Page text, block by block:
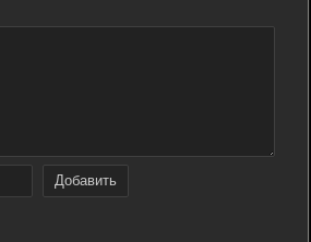
Добавить